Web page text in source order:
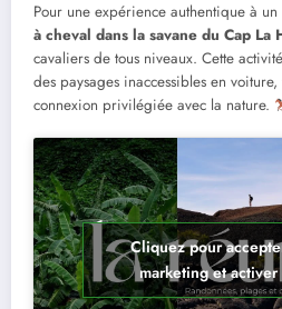
Pour une expérience authentique à
à cheval dans la savane du Cap La
cavaliers de tous niveaux. Cette
des paysages inaccessibles en
connexion privilégiée avec la nature.
Cliquez pour
marketing et